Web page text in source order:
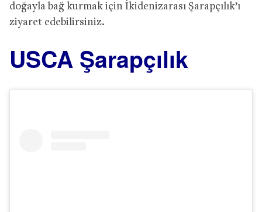
doğayla bağ kurmak için İkidenizarası Şarapçılık’ı
ziyaret edebilirsiniz.
USCA Şarapçılık